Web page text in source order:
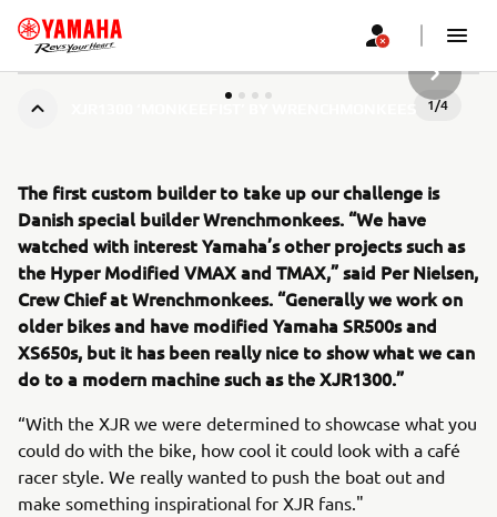
1/4
The first custom builder to take up our challenge is
Danish special builder Wrenchmonkees. “We have
watched with interest Yamaha’s other projects such as
the Hyper Modified VMAX and TMAX,” said Per Nielsen,
Crew Chief at Wrenchmonkees. “Generally we work on
older bikes and have modified Yamaha SR500s and
XS650s, but it has been really nice to show what we can
do to a modern machine such as the XJR1300.”
“With the XJR we were determined to showcase what you
could do with the bike, how cool it could look with a café
racer style. We really wanted to push the boat out and
make something inspirational for XJR fans."